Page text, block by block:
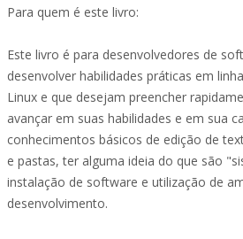
Para quem é este livro:
Este livro é para desenvolvedores de
desenvolver habilidades práticas em
Linux e que desejam preencher
avançar em suas habilidades e em sua
conhecimentos básicos de edição de
e pastas, ter alguma ideia do que são
instalação de software e utilização de
desenvolvimento.